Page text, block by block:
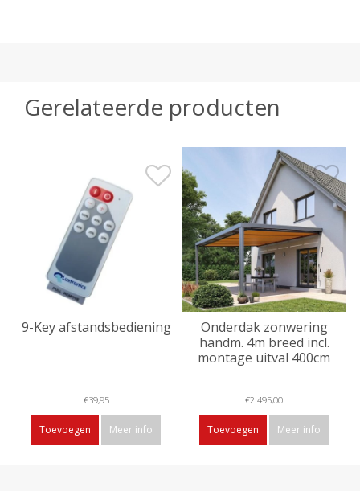
Gerelateerde producten
9-Key afstandsbediening
€39,95
Toevoegen Meer info
Onderdak zonwering
handm. 4m breed incl.
montage uitval 400cm
€2.495,00
Toevoegen Meer info